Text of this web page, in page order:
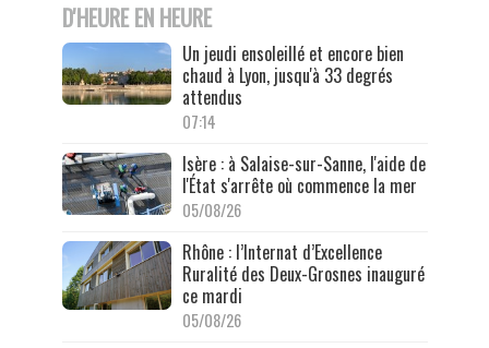
D'HEURE EN HEURE
Un jeudi ensoleillé et encore bien
chaud à Lyon, jusqu'à 33 degrés
attendus
07:14
Isère : à Salaise-sur-Sanne, l'aide de
l'État s'arrête où commence la mer
05/08/26
Rhône : l’Internat d’Excellence
Ruralité des Deux-Grosnes inauguré
ce mardi
05/08/26